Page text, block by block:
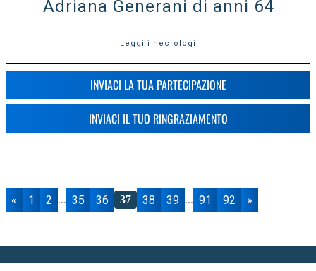
Adriana Generani di anni 64
Leggi i necrologi
INVIACI LA TUA PARTECIPAZIONE
INVIACI IL TUO RINGRAZIAMENTO
« 1 2 ... 35 36 37 38 39 ... 91 92 »